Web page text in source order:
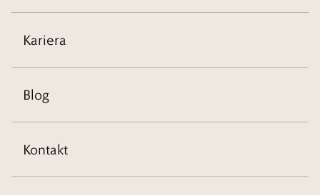
Kariera
Blog
Kontakt